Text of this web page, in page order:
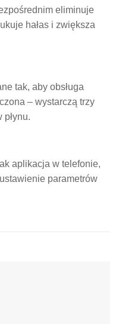
eliminuje
hałas i zwiększa
tak, aby obsługa
– wystarczą trzy
płynu.
aplikacja w telefonie,
parametrów